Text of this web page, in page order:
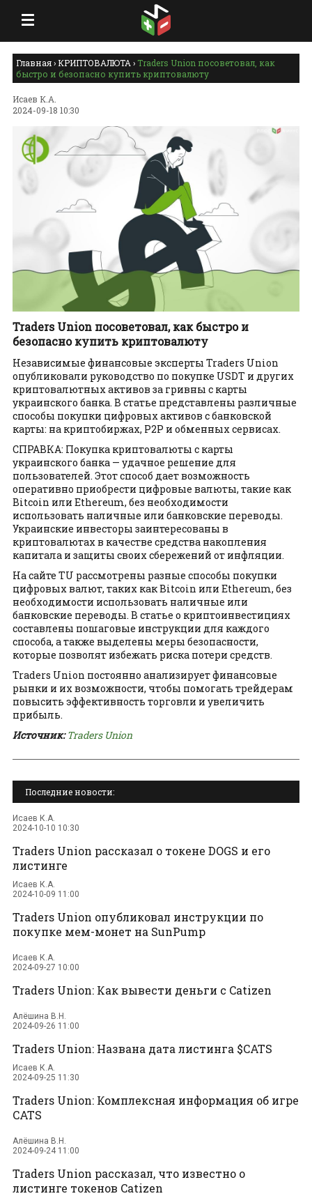
Главная› КРИПТОВАЛЮТА ›Traders Union посоветовал, как
быстро и безопасно купить криптовалюту
Исаев К.А.
2024-09-18 10:30
Traders Union посоветовал, как быстро и
безопасно купить криптовалюту
Независимые финансовые эксперты Traders Union
опубликовали руководство по покупке USDT и других
криптовалютных активов за гривны с карты
украинского банка. В статье представлены различные
способы покупки цифровых активов с банковской
карты: на криптобиржах, P2P и обменных сервисах.
СПРАВКА: Покупка криптовалюты с карты
украинского банка — удачное решение для
пользователей. Этот способ дает возможность
оперативно приобрести цифровые валюты, такие как
Bitcoin или Ethereum, без необходимости
использовать наличные или банковские переводы.
Украинские инвесторы заинтересованы в
криптовалютах в качестве средства накопления
капитала и защиты своих сбережений от инфляции.
На сайте TU рассмотрены разные способы покупки
цифровых валют, таких как Bitcoin или Ethereum, без
необходимости использовать наличные или
банковские переводы. В статье о криптоинвестициях
составлены пошаговые инструкции для каждого
способа, а также выделены меры безопасности,
которые позволят избежать риска потери средств.
Traders Union постоянно анализирует финансовые
рынки и их возможности, чтобы помогать трейдерам
повысить эффективность торговли и увеличить
прибыль.
Источник: Traders Union
Последние новости:
Исаев К.А.
2024-10-10 10:30
Traders Union рассказал о токене DOGS и его
листинге
Исаев К.А.
2024-10-09 11:00
Traders Union опубликовал инструкции по
покупке мем-монет на SunPump
Исаев К.А.
2024-09-27 10:00
Traders Union: Как вывести деньги с Catizen
Алёшина В.Н.
2024-09-26 11:00
Traders Union: Названа дата листинга $CATS
Исаев К.А.
2024-09-25 11:30
Traders Union: Комплексная информация об игре
CATS
Алёшина В.Н.
2024-09-24 11:00
Traders Union рассказал, что известно о
листинге токенов Catizen